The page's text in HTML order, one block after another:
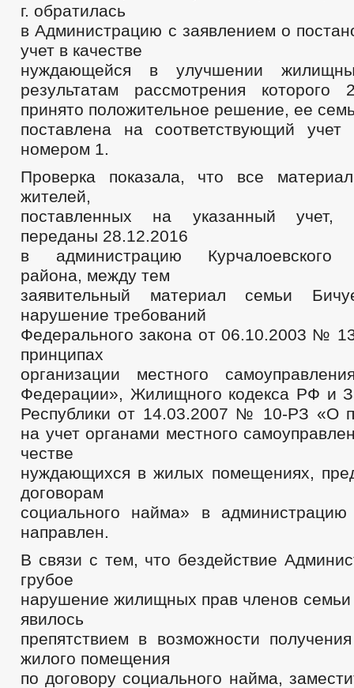
БЮДЖЕТ
ОТЧЕТ ОБ ИСПОЛНЕНИИ БЮДЖЕТА
УСЛУГИ
МУНИЦИПАЛЬНЫЕ УСЛУГИ
ОБРАЩЕНИЕ К ГЛАВЕ
ИНТЕРНЕТ
ОБЗОРЫ ОБРАЩЕНИЙ ГРАЖДАН
ФОРМА
РЕГЛАМЕНТ РАССМОТРЕНИЯ ОБРАЩЕНИЙ
г. обратилась
в Администрацию с заявлением о
учет в качестве
нуж­дающейся в улучшении
результатам рассмотрения ко­торого
принято положительное решение, ее
поставлена на соответствующий учет
номером 1.
Проверка показала, что все
жителей,
поставленных на указанный учет,
переданы 28.12.2016
в ад­министрацию Курчалоевского
района, между тем
заявитель­ный материал семьи
нарушение требований
Федерального закона от 06.10.2003 №
принципах
организации местного
Федерации», Жилищного кодекса РФ и
Республики от 14.03.2007 № 10-РЗ «О
на учет органами местного
честве
нуждающихся в жилых помещениях,
до­говорам
со­циального найма» в
направлен.
В связи с тем, что бездействие
грубое
наруше­ние жилищных прав членов
явилось
препятствием в возможности
жилого помещения
по договору соци­ального найма,